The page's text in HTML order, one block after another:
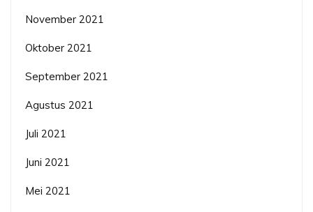
November 2021
Oktober 2021
September 2021
Agustus 2021
Juli 2021
Juni 2021
Mei 2021